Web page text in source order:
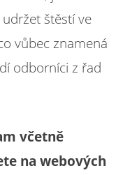
štěstí ve
vůbec znamená
odborníci z řad
včetně
na webových